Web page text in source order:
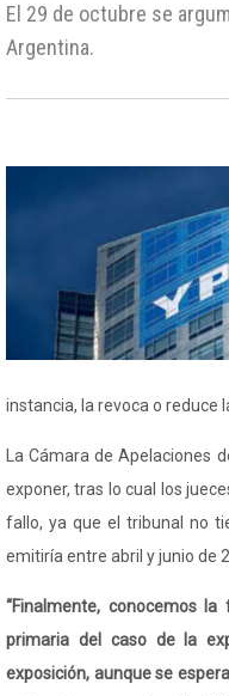
El 29 de octubre se
Argentina.
instancia, la revoca o reduce
La Cámara de Apelaciones
exponer, tras lo cual los
fallo, ya que el tribunal no
emitiría entre abril y junio de
“Finalmente, conocemos
primaria del caso de la
exposición, aunque se